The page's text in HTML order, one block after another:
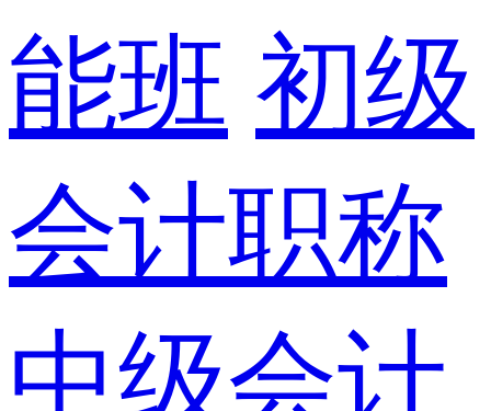
能班 初级
会计职称
中级会计